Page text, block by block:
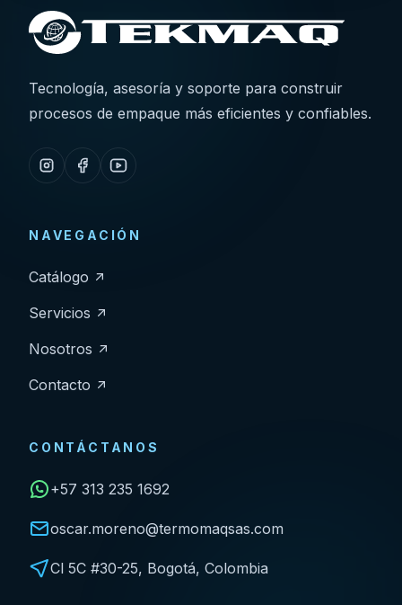
Tecnología, asesoría y soporte para construir
procesos de empaque más eficientes y confiables.
NAVEGACIÓN
Catálogo
Servicios
Nosotros
Contacto
CONTÁCTANOS
+57 313 235 1692
oscar.moreno@termomaqsas.com
Cl 5C #30-25, Bogotá, Colombia